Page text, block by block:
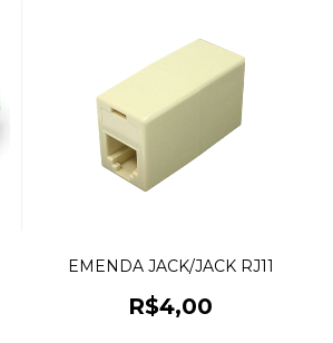
EMENDA JACK/JACK RJ11
R$4,00